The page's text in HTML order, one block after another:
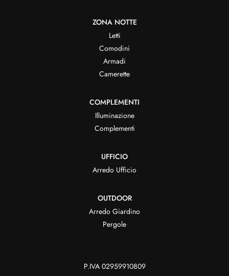
ZONA NOTTE
Letti
Comodini
Armadi
Camerette
COMPLEMENTI
Illuminazione
Complementi
UFFICIO
Arredo Ufficio
OUTDOOR
Arredo Giardino
Pergole
P.IVA 02959910809